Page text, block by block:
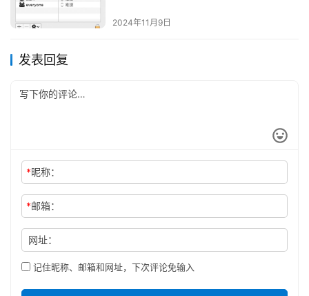
2024年11月9日
发表回复
*昵称：
*邮箱：
网址：
记住昵称、邮箱和网址，下次评论免输入